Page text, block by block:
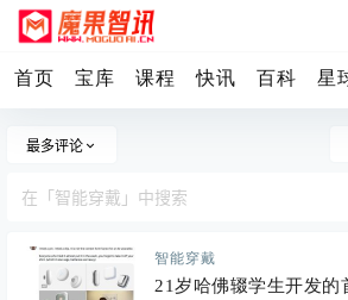
首页 宝库 课程 快讯 百科 星
最多评论
智能穿戴
21岁哈佛辍学生开发